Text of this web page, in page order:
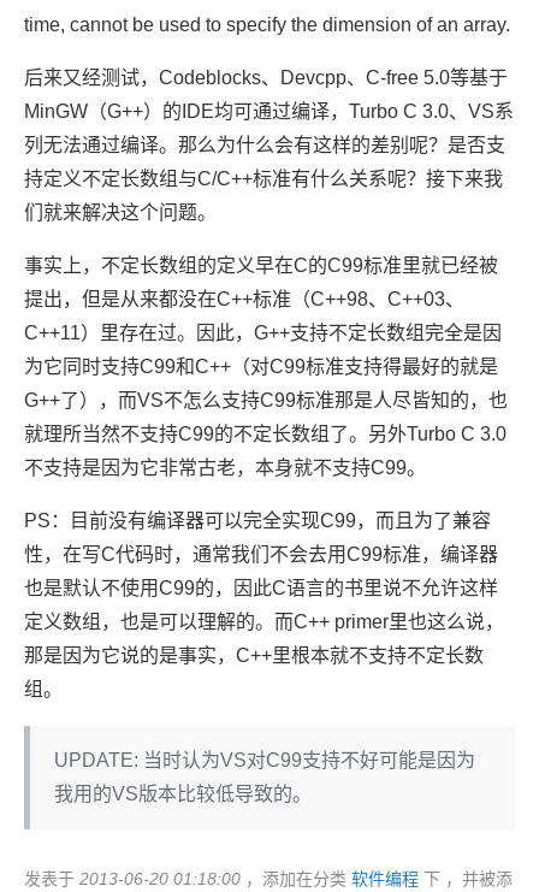
time, cannot be used to specify the dimension of an array.
后来又经测试，Codeblocks、Devcpp、C-free 5.0等基于
MinGW（G++）的IDE均可通过编译，Turbo C 3.0、VS系
列无法通过编译。那么为什么会有这样的差别呢？是否支
持定义不定长数组与C/C++标准有什么关系呢？接下来我
们就来解决这个问题。
事实上，不定长数组的定义早在C的C99标准里就已经被
提出，但是从来都没在C++标准（C++98、C++03、
C++11）里存在过。因此，G++支持不定长数组完全是因
为它同时支持C99和C++（对C99标准支持得最好的就是
G++了），而VS不怎么支持C99标准那是人尽皆知的，也
就理所当然不支持C99的不定长数组了。另外Turbo C 3.0
不支持是因为它非常古老，本身就不支持C99。
PS：目前没有编译器可以完全实现C99，而且为了兼容
性，在写C代码时，通常我们不会去用C99标准，编译器
也是默认不使用C99的，因此C语言的书里说不允许这样
定义数组，也是可以理解的。而C++ primer里也这么说，
那是因为它说的是事实，C++里根本就不支持不定长数
组。
UPDATE: 当时认为VS对C99支持不好可能是因为
我用的VS版本比较低导致的。
发表于 2013-06-20 01:18:00 ，添加在分类 软件编程 下 ，并被添